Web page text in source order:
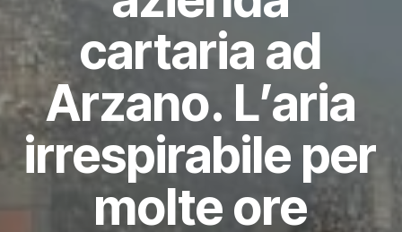
cartaria ad
Arzano. L’aria
irrespirabile per
molte ore